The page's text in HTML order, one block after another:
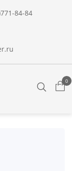
84-84
0